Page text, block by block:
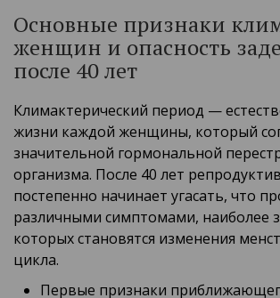
Основные признаки
женщин и опасность
после 40 лет
Климактерический период —
жизни каждой женщины, который
значительной гормональной
организма. После 40 лет
постепенно начинает угасать, что
различными симптомами, наиболее
которых становятся изменения
цикла.
Первые признаки